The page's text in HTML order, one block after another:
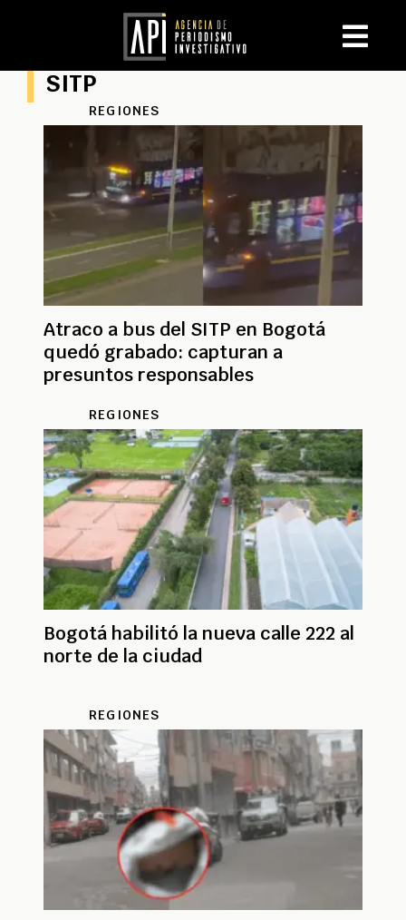
SITP
REGIONES
Atraco a bus del SITP en Bogotá
quedó grabado: capturan a
presuntos responsables
REGIONES
Bogotá habilitó la nueva calle 222 al
norte de la ciudad
REGIONES